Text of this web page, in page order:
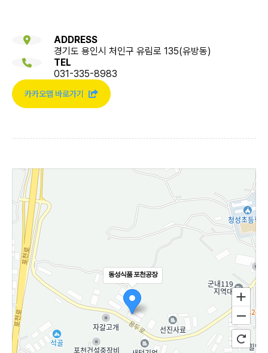
ADDRESS
경기도 용인시 처인구 유림로 135(유방동)
TEL
031-335-8983
카카오맵 바로가기
동성식품 포천공장